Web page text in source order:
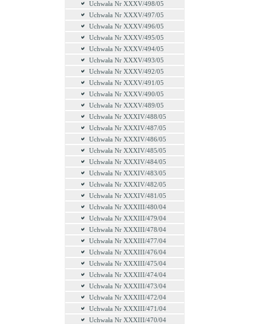
Uchwała Nr XXXV/498/05
Uchwała Nr XXXV/497/05
Uchwała Nr XXXV/496/05
Uchwała Nr XXXV/495/05
Uchwała Nr XXXV/494/05
Uchwała Nr XXXV/493/05
Uchwała Nr XXXV/492/05
Uchwała Nr XXXV/491/05
Uchwała Nr XXXV/490/05
Uchwała Nr XXXV/489/05
Uchwała Nr XXXIV/488/05
Uchwała Nr XXXIV/487/05
Uchwała Nr XXXIV/486/05
Uchwała Nr XXXIV/485/05
Uchwała Nr XXXIV/484/05
Uchwała Nr XXXIV/483/05
Uchwała Nr XXXIV/482/05
Uchwała Nr XXXIV/481/05
Uchwała Nr XXXIII/480/04
Uchwała Nr XXXIII/479/04
Uchwała Nr XXXIII/478/04
Uchwała Nr XXXIII/477/04
Uchwała Nr XXXIII/476/04
Uchwała Nr XXXIII/475/04
Uchwała Nr XXXIII/474/04
Uchwała Nr XXXIII/473/04
Uchwała Nr XXXIII/472/04
Uchwała Nr XXXIII/471/04
Uchwała Nr XXXIII/470/04